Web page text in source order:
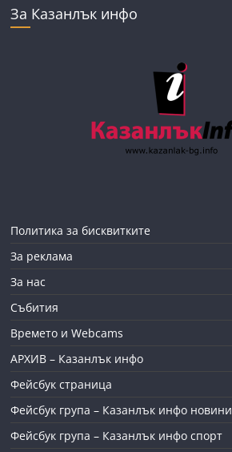
За Казанлък инфо
Политика за бисквитките
За реклама
За нас
Събития
Времето и Webcams
АРХИВ – Казанлък инфо
Фейсбук страница
Фейсбук група – Казанлък инфо новини
Фейсбук група – Казанлък инфо спорт